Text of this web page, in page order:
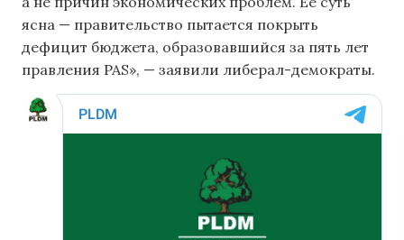
ясна — правительство пытается покрыть
дефицит бюджета, образовавшийся за пять лет
правления PAS», — заявили либерал-демократы.